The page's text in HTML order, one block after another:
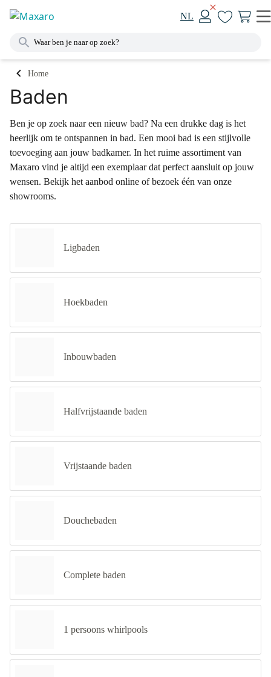
NL
Home
Baden
Ben je op zoek naar een nieuw bad? Na een drukke dag is het
heerlijk om te ontspannen in bad. Een mooi bad is een stijlvolle
toevoeging aan jouw badkamer. In het ruime assortiment van
Maxaro vind je altijd een exemplaar dat perfect aansluit op jouw
wensen. Bekijk het aanbod online of bezoek één van onze
showrooms.
Ligbaden
Hoekbaden
Inbouwbaden
Halfvrijstaande baden
Vrijstaande baden
Douchebaden
Complete baden
1 persoons whirlpools